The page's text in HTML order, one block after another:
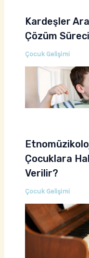
Kardeşler
Çözüm
Çocuk Gelişimi
Çocuklara
Verilir?
Çocuk Gelişimi